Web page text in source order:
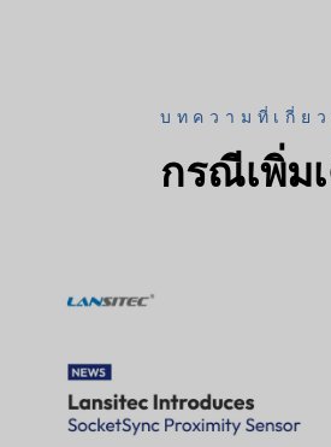
บทความที่เกี่ยว
กรณีเพิ่ม